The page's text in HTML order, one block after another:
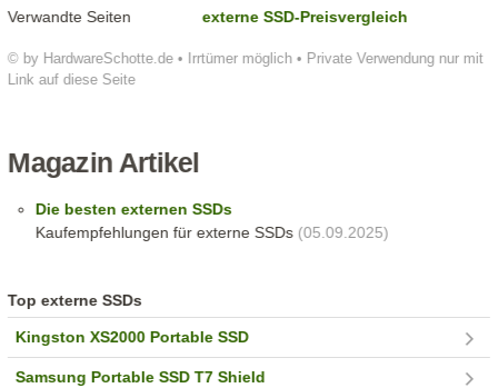
© by HardwareSchotte.de • Irrtümer möglich • Private Verwendung nur mit
Link auf diese Seite
Verwandte Seiten externe SSD-Preisvergleich
Magazin Artikel
Die besten externen SSDs
Kaufempfehlungen für externe SSDs(05.09.2025)
Top externe SSDs
Kingston XS2000 Portable SSD
Samsung Portable SSD T7 Shield